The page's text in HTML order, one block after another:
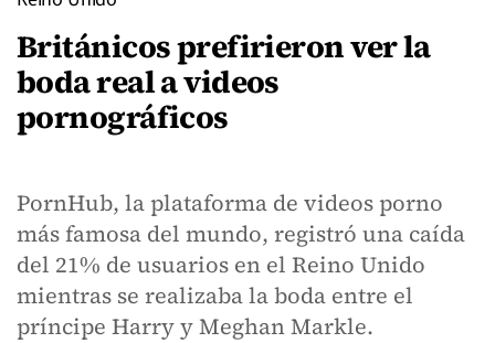
Británicos prefirieron ver la
boda real a videos
pornográficos
PornHub, la plataforma de videos porno
más famosa del mundo, registró una caída
del 21% de usuarios en el Reino Unido
mientras se realizaba la boda entre el
príncipe Harry y Meghan Markle.